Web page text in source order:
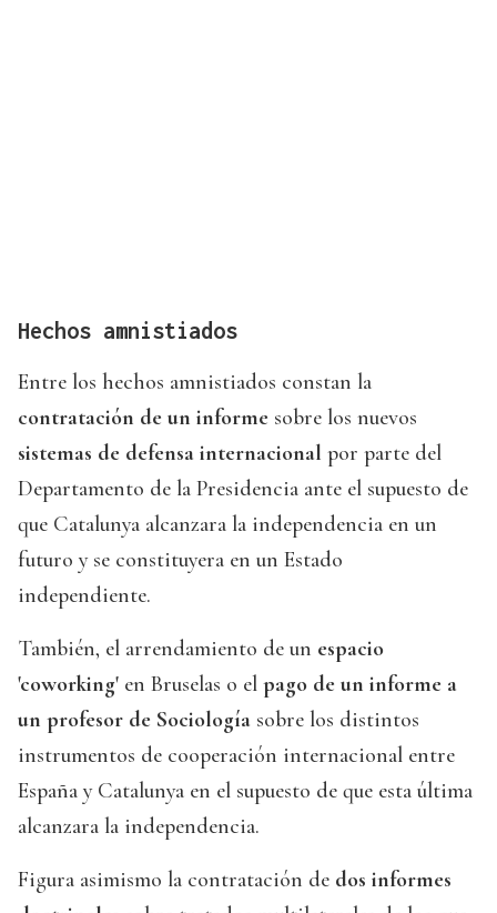
Hechos amnistiados
Entre los hechos amnistiados constan la
contratación de un informe sobre los nuevos
sistemas de defensa internacional por parte del
Departamento de la Presidencia ante el supuesto de
que Catalunya alcanzara la independencia en un
futuro y se constituyera en un Estado
independiente.
También, el arrendamiento de un espacio
'coworking' en Bruselas o el pago de un informe a
un profesor de Sociología sobre los distintos
instrumentos de cooperación internacional entre
España y Catalunya en el supuesto de que esta última
alcanzara la independencia.
Figura asimismo la contratación de dos informes